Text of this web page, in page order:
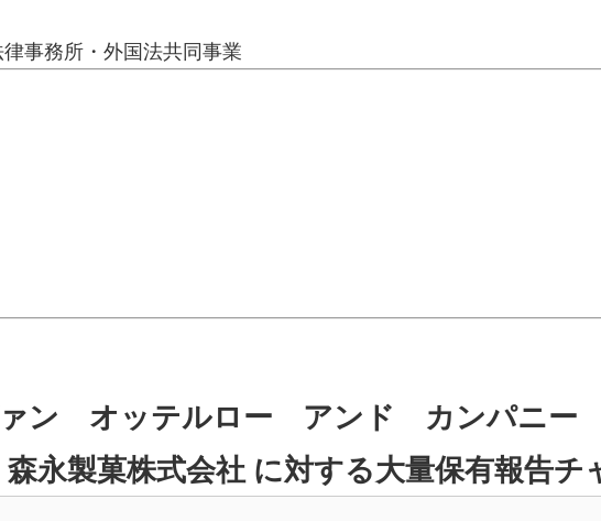
事務所・外国法共同事業
ァン オッテルロー アンド カンパニー
森永製菓株式会社 に対する大量保有報告チ